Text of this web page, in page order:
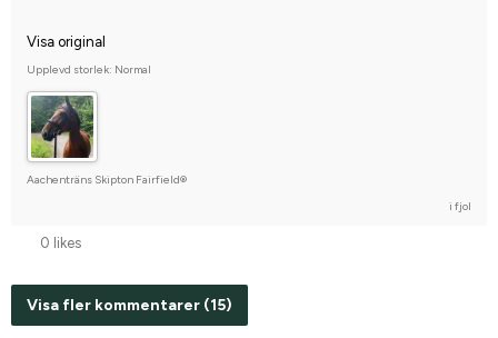
Visa original
Upplevd storlek: Normal
Aachenträns Skipton Fairfield®
i fjol
0 likes
Visa fler kommentarer (15)